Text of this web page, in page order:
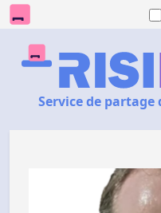
Service de